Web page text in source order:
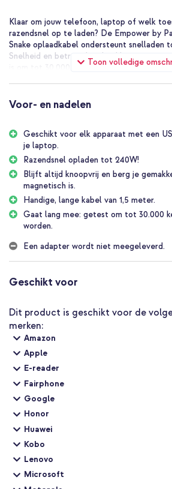
Toon volledige
Klaar om jouw telefoon, laptop of welk
razendsnel op te laden? De Empower by
Snake oplaadkabel ondersteunt snelladen
Snelheid en betrouwbaarheid komen
is om tot 30.000 keer gebogen te worden;
magnetisch is. Nooit meer gedoe met
Geschikt voor ieder apparaat met een
Ondersteunt snel opladen tot maar liefst
Magnetische kabel die je gemakkelijk
Lange kabel van 1,5 meter
Getest om tot 30.000 keer te worden
De buitenkant is voor 100% gemaakt uit
Inclusief 1 jaar garantie
Supersnel opladen én nooit meer je kabel
Voor- en nadelen
Geschikt voor elk apparaat met een
je laptop.
Razendsnel opladen tot 240W!
Blijft altijd knoopvrij en berg je
magnetisch is.
Handige, lange kabel van 1,5 meter.
Gaat lang mee: getest om tot 30.000
worden.
Een adapter wordt niet meegeleverd.
Geschikt voor
Dit product is geschikt voor de
merken:
Amazon
Apple
E-reader
Fairphone
Google
Honor
Huawei
Kobo
Lenovo
Microsoft